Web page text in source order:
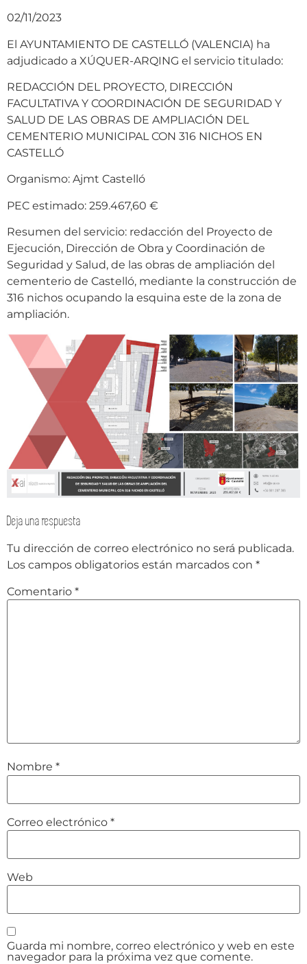
02/11/2023
El AYUNTAMIENTO DE CASTELLÓ (VALENCIA) ha
adjudicado a XÚQUER-ARQING el servicio titulado:
REDACCIÓN DEL PROYECTO, DIRECCIÓN
FACULTATIVA Y COORDINACIÓN DE SEGURIDAD Y
SALUD DE LAS OBRAS DE AMPLIACIÓN DEL
CEMENTERIO MUNICIPAL CON 316 NICHOS EN
CASTELLÓ
Organismo: Ajmt Castelló
PEC estimado: 259.467,60 €
Resumen del servicio: redacción del Proyecto de
Ejecución, Dirección de Obra y Coordinación de
Seguridad y Salud, de las obras de ampliación del
cementerio de Castelló, mediante la construcción de
316 nichos ocupando la esquina este de la zona de
ampliación.
Deja una respuesta
Tu dirección de correo electrónico no será publicada.
Los campos obligatorios están marcados con *
Comentario *
Nombre *
Correo electrónico *
Web
Guarda mi nombre, correo electrónico y web en este
navegador para la próxima vez que comente.